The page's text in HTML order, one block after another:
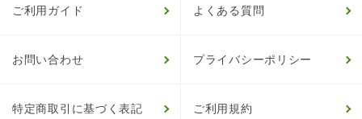
ご利用ガイド よくある質問
お問い合わせ プライバシーポリシー
特定商取引に基づく表記 ご利用規約